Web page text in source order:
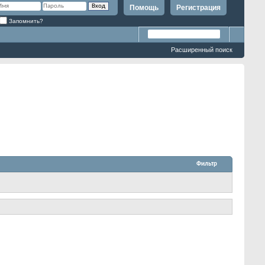
Регистрация
Помощь
Запомнить?
Расширенный поиск
Фильтр